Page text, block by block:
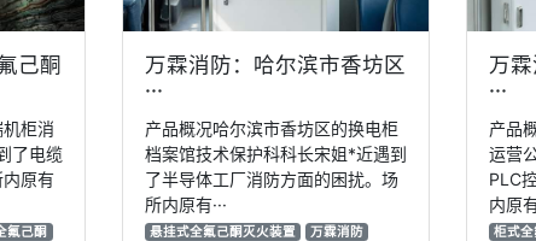
己酮
柜消
了电缆
原有
氟己酮
万霖消防：哈尔滨市香坊区
···
产品概况哈尔滨市香坊区的换电柜
档案馆技术保护科科长宋姐*近遇到
了半导体工厂消防方面的困扰。场
所内原有···
悬挂式全氟己酮灭火装置
万霖消防
万
···
产品
运营
PLC
内原
柜式